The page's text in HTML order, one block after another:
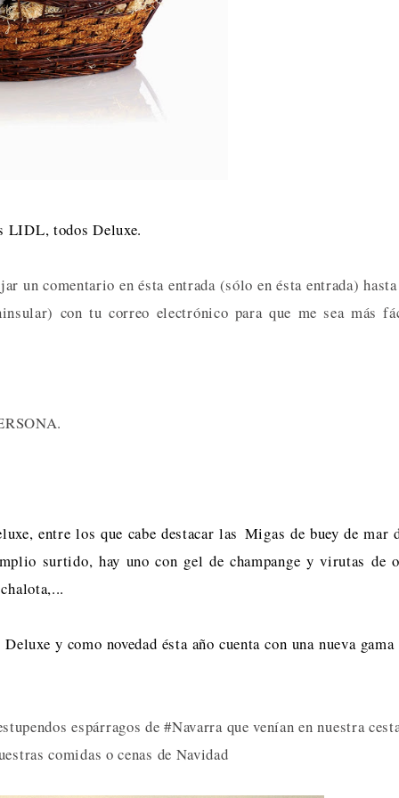
LIDL, todos Deluxe.
un comentario en ésta entrada (sólo en ésta entrada)
con tu correo electrónico para que me sea más
entre los que cabe destacar las Migas de buey de mar
surtido, hay uno con gel de champange y virutas de
y como novedad ésta año cuenta con una nueva gama
espárragos de #Navarra que venían en nuestra
comidas o cenas de Navidad